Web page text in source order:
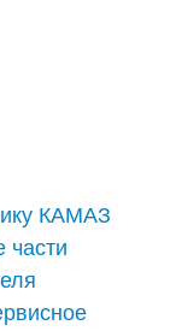
КАМАЗ
части